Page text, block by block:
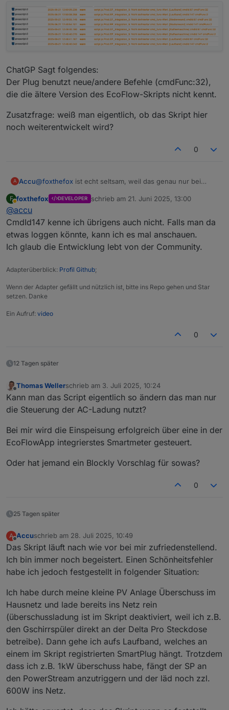
ChatGP Sagt folgendes:
Der Plug benutzt neue/andere Befehle (cmdFunc:32),
die die ältere Version des EcoFlow-Skripts nicht kennt.
Zusatzfrage: weiß man eigentlich, ob das Skript hier
noch weiterentwickelt wird?
0
A Accu@foxthefox ist echt seltsam, weil das genau nur bei
hochkommt. Habe die Seriennummer 3x kontrolliert,
dem Skript immer die Leistung von dem Gerät das an ihm
hängt voll aus der Batterie zieht, ohne zu schauen, ob
ich gerade Überschuss habe oder nicht.
Sehe gerade dass alle Plugs jetzt den Fehler werfen:
ChatGP Sagt folgendes:
die die ältere Version des EcoFlow-Skripts nicht kennt.
Zusatzfrage: weiß man eigentlich, ob das Skript hier
noch weiterentwickelt wird?
F foxthefox DEVELOPER schrieb am 21. Juni 2025, 13:00
zuletzt editiert von
@accu
CmdId147 kenne ich übrigens auch nicht. Falls man da
etwas loggen könnte, kann ich es mal anschauen.
Ich glaub die Entwicklung lebt von der Community.
Adapterüberblick: Profil Github;
Wenn der Adapter gefällt und nützlich ist, bitte ins Repo gehen und Star
setzen. Danke
Ein Aufruf: video
0
12 Tagen später
Offline
Thomas Wellerschrieb am 3. Juli 2025, 10:24
zuletzt editiert von
Kann man das Script eigentlich so ändern das man nur
die Steuerung der AC-Ladung nutzt?
Bei mir wird die Einspeisung erfolgreich über eine in der
EcoFlowApp integrierstes Smartmeter gesteuert.
Oder hat jemand ein Blockly Vorschlag für sowas?
0
25 Tagen später
A
Offline
Accuschrieb am 28. Juli 2025, 10:49
zuletzt editiert von
Das Skript läuft nach wie vor bei mir zufriedenstellend.
Ich bin immer noch begeistert. Einen Schönheitsfehler
habe ich jedoch festgestellt in folgender Situation:
Ich habe durch meine kleine PV Anlage Überschuss im
Hausnetz und lade bereits ins Netz rein
(überschussladung ist im Skript deaktiviert, weil ich z.B.
den Gschirrspüler direkt an der Delta Pro Steckdose
betreibe). Dann gehe ich aufs Laufband, welches an
einem im Skript registrierten SmartPlug hängt. Trotzdem
dass ich z.B. 1kW überschuss habe, fängt der SP an
den PowerStream anzutriggern und der läd noch zzl.
600W ins Netz.